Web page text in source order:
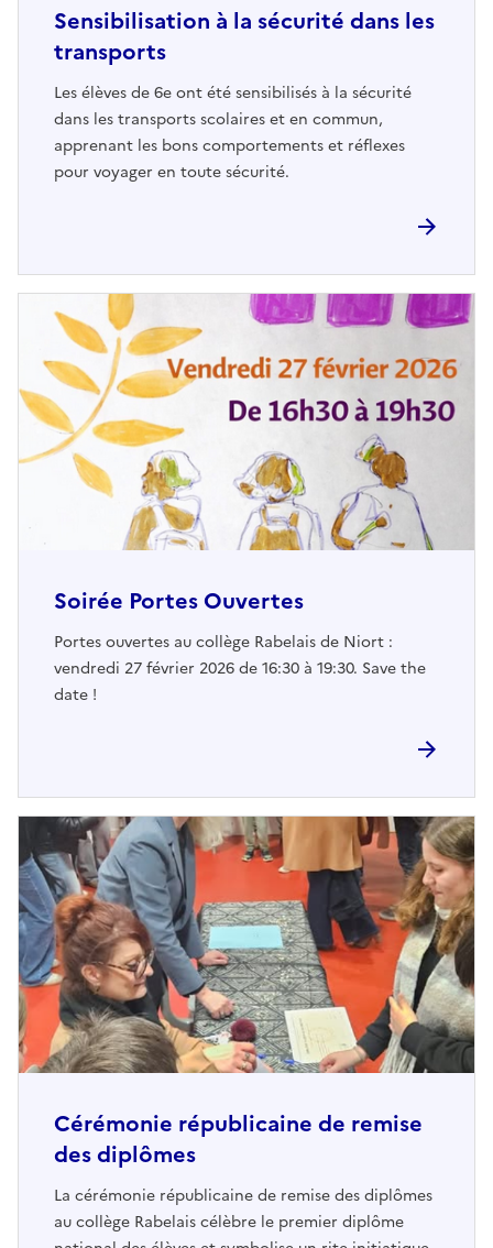
Sensibilisation à la sécurité dans les
transports
Les élèves de 6e ont été sensibilisés à la sécurité
dans les transports scolaires et en commun,
apprenant les bons comportements et réflexes
pour voyager en toute sécurité.
Soirée Portes Ouvertes
Portes ouvertes au collège Rabelais de Niort :
vendredi 27 février 2026 de 16:30 à 19:30. Save the
date !
Cérémonie républicaine de remise
des diplômes
La cérémonie républicaine de remise des diplômes
au collège Rabelais célèbre le premier diplôme